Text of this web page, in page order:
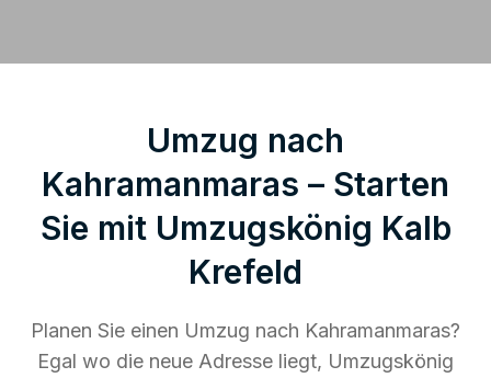
Umzug nach
Kahramanmaras – Starten
Sie mit Umzugskönig Kalb
Krefeld
Planen Sie einen Umzug nach Kahramanmaras?
Egal wo die neue Adresse liegt, Umzugskönig